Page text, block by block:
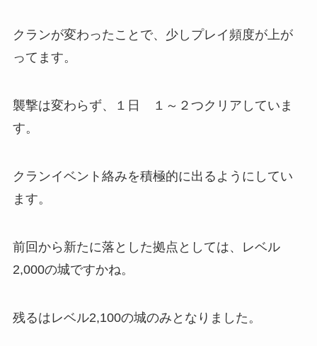
クランが変わったことで、少しプレイ頻度が上が
ってます。
襲撃は変わらず、１日 １～２つクリアしていま
す。
クランイベント絡みを積極的に出るようにしてい
ます。
前回から新たに落とした拠点としては、レベル
2,000の城ですかね。
残るはレベル2,100の城のみとなりました。